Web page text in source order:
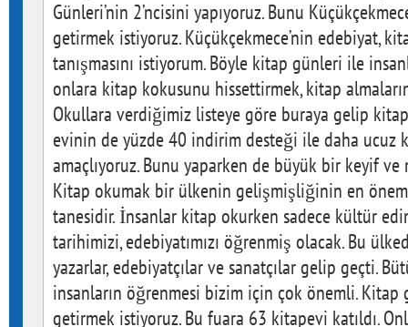
Günleri’nin 2’ncisini yapıyoruz. Bunu
getirmek istiyoruz. Küçükçekmece’nin edebiyat,
tanışmasını istiyorum. Böyle kitap günleri ile
onlara kitap kokusunu hissettirmek, kitap
Okullara verdiğimiz listeye göre buraya gelip
evinin de yüzde 40 indirim desteği ile daha ucuz
amaçlıyoruz. Bunu yaparken de büyük bir keyif
Kitap okumak bir ülkenin gelişmişliğinin en
tanesidir. İnsanlar kitap okurken sadece kültür
tarihimizi, edebiyatımızı öğrenmiş olacak. Bu
yazarlar, edebiyatçılar ve sanatçılar gelip geçti.
insanların öğrenmesi bizim için çok önemli.
getirmek istiyoruz. Bu fuara 63 kitapevi katıldı.